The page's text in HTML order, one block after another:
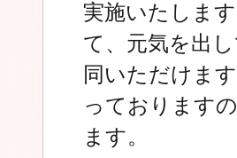
実施いたしま
て、元気を出
同いただけま
っております
ます。